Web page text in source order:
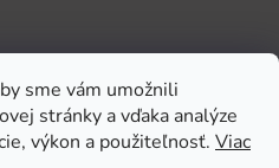
sme vám umožnili
stránky a vďaka analýze
výkon a použiteľnosť. Viac